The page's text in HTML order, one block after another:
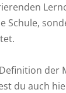
Schule,
der
du auch